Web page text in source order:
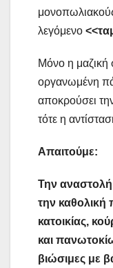
λεγόμενο
Μόνο η μαζική
οργανωμένη
αποκρούσει
τότε η
Απαιτούμε:
Την
την
κατοικίας,
και
βιώσιμες με